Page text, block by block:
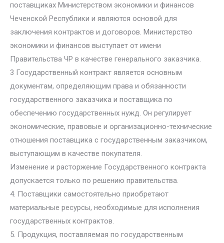
поставщиках Министерством экономики и финансов
Чеченской Республики и являются основой для
заключения контрактов и договоров. Министерство
экономики и финансов выступает от имени
Правительства ЧР в качестве генерального заказчика.
3 Государственный контракт является основным
документам, определяющим права и обязанности
государственного заказчика и поставщика по
обеспечению государственных нужд. Он регулирует
экономические, правовые и организационно-технические
отношения поставщика с государственным заказчиком,
выступающим в качестве покупателя.
Изменение и расторжение Государственного контракта
допускается только по решению правительства.
4. Поставщики самостоятельно приобретают
материальные ресурсы, необходимые для исполнения
государственных контрактов.
5. Продукция, поставляемая по государственным